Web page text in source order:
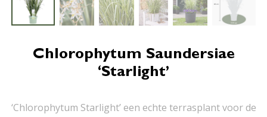
Chlorophytum Saundersiae
‘Starlight’
‘Chlorophytum Starlight’ een echte terrasplant voor de